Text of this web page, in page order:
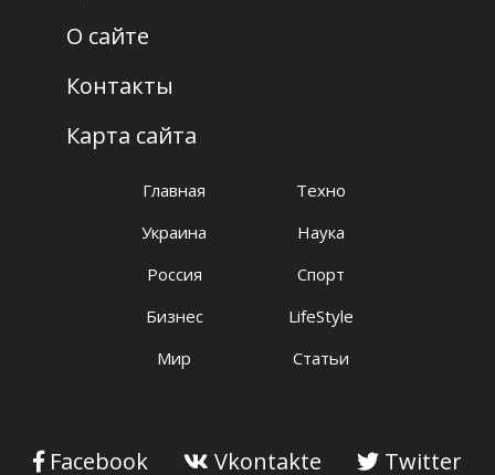
Главная
Украина
Россия
Бизнес
Мир
Техно
Наука
Спорт
LifeStyle
Статьи
Facebook Vkontakte Twitter
О сайте
Контакты
Карта сайта